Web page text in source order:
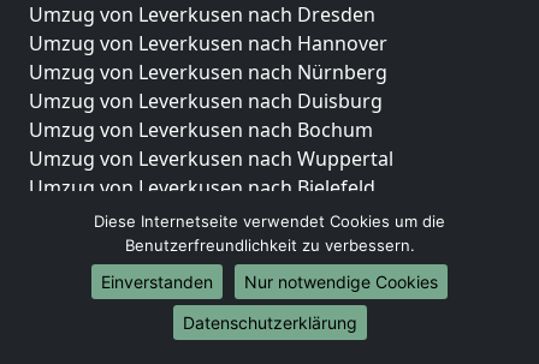
Umzug von Leverkusen nach Dresden
Umzug von Leverkusen nach Hannover
Umzug von Leverkusen nach Nürnberg
Umzug von Leverkusen nach Duisburg
Umzug von Leverkusen nach Bochum
Umzug von Leverkusen nach Wuppertal
Umzug von Leverkusen nach Bielefeld
Umzug von Leverkusen nach Bonn
Umzug von Leverkusen nach Münster
Internationale-Umzüge
Umzug von Leverkusen nach Brasilien
Diese Internetseite verwendet Cookies um die
Benutzerfreundlichkeit zu verbessern.
Einverstanden
Nur notwendige Cookies
Datenschutzerklärung